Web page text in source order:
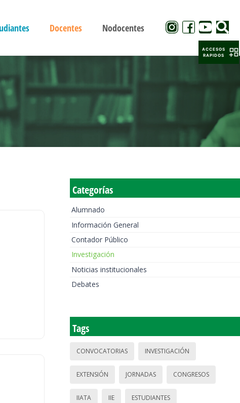
Docentes Nodocentes
Categorías
Alumnado
Información General
Contador Público
Investigación
Noticias institucionales
Debates
Tags
CONVOCATORIAS INVESTIGACIÓN
EXTENSIÓN JORNADAS CONGRESOS
IIATA IIE ESTUDIANTES
ACCESOS
RAPIDOS